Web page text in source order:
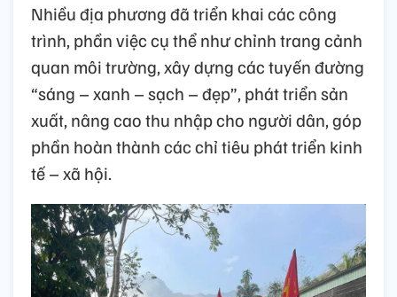
Nhiều địa phương đã triển khai các công
trình, phần việc cụ thể như chỉnh trang cảnh
quan môi trường, xây dựng các tuyến đường
“sáng – xanh – sạch – đẹp”, phát triển sản
xuất, nâng cao thu nhập cho người dân, góp
phần hoàn thành các chỉ tiêu phát triển kinh
tế – xã hội.